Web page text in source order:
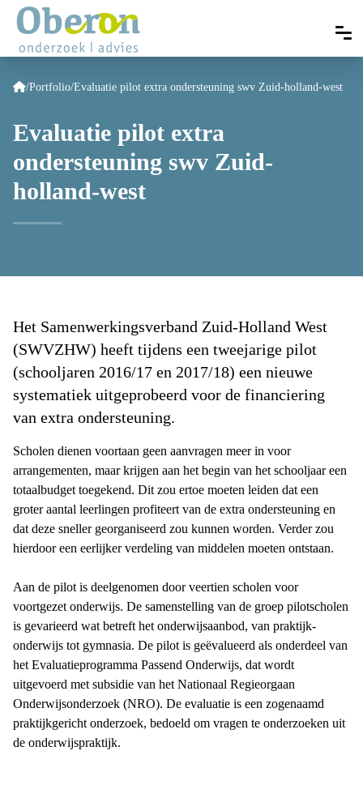
/Portfolio/Evaluatie pilot extra ondersteuning swv Zuid-holland-west
Evaluatie pilot extra
ondersteuning swv Zuid-
holland-west
Het Samenwerkingsverband Zuid-Holland West
(SWVZHW) heeft tijdens een tweejarige pilot
(schooljaren 2016/17 en 2017/18) een nieuwe
systematiek uitgeprobeerd voor de financiering
van extra ondersteuning.
Scholen dienen voortaan geen aanvragen meer in voor
arrangementen, maar krijgen aan het begin van het schooljaar een
totaalbudget toegekend. Dit zou ertoe moeten leiden dat een
groter aantal leerlingen profiteert van de extra ondersteuning en
dat deze sneller georganiseerd zou kunnen worden. Verder zou
hierdoor een eerlijker verdeling van middelen moeten ontstaan.
Aan de pilot is deelgenomen door veertien scholen voor
voortgezet onderwijs. De samenstelling van de groep pilotscholen
is gevarieerd wat betreft het onderwijsaanbod, van praktijk­
onderwijs tot gymnasia. De pilot is geëvalueerd als onderdeel van
het Evaluatieprogramma Passend Onderwijs, dat wordt
uitgevoerd met subsidie van het Nationaal Regieorgaan
Onderwijsonderzoek (NRO). De evaluatie is een zogenaamd
praktijkgericht onderzoek, bedoeld om vragen te onderzoeken uit
de onderwijspraktijk.